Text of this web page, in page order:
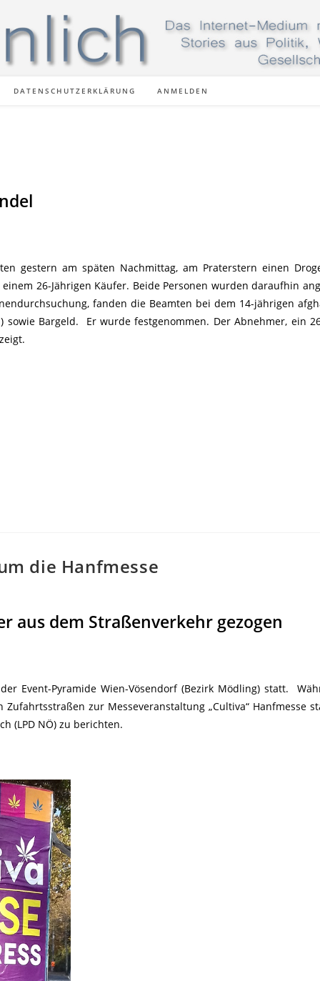
DATENSCHUTZERKLÄRUNG ANMELDEN
gestern am späten Nachmittag, am Praterstern einen
26-Jährigen Käufer. Beide Personen wurden daraufhin
fanden die Beamten bei dem 14-jährigen
sowie Bargeld. Er wurde festgenommen. Der Abnehmer, ein
die Hanfmesse
aus dem Straßenverkehr gezogen
Event-Pyramide Wien-Vösendorf (Bezirk Mödling) statt.
zur Messeveranstaltung „Cultiva“ Hanfmesse
(LPD NÖ) zu berichten.